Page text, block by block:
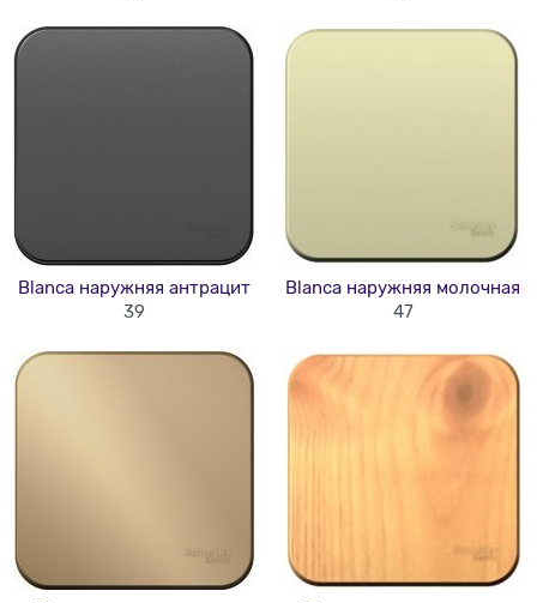
Blanca наружняя антрацит
39
Blanca наружняя молочная
47